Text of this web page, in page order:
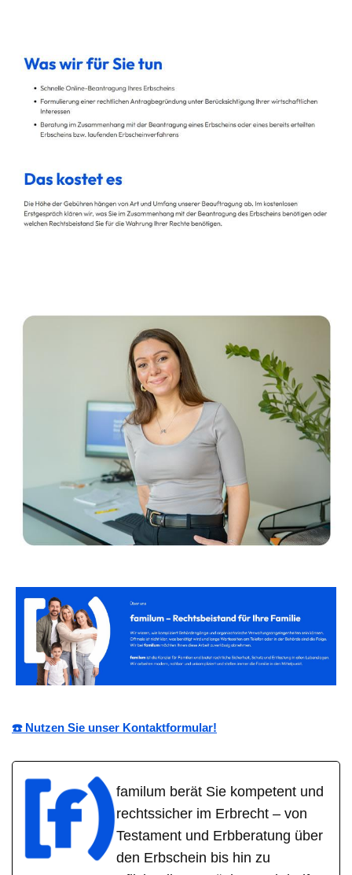
☎️ Nutzen Sie unser Kontaktformular!
familum berät Sie kompetent und
rechtssicher im Erbrecht – von
Testament und Erbberatung über
den Erbschein bis hin zu